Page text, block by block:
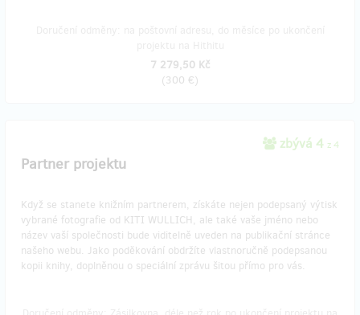
7 279,50 Kč
(300 €)
zbývá 4 z 4
Partner projektu
Když se stanete knižním partnerem, získáte nejen podepsaný výtisk
vybrané fotografie od KITI WULLICH, ale také vaše jméno nebo
název vaší společnosti bude viditelně uveden na publikační stránce
našeho webu. Jako poděkování obdržíte vlastnoručně podepsanou
kopii knihy, doplněnou o speciální zprávu šitou přímo pro vás.